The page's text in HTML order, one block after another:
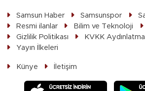
Samsun Haber Samsunspor
Resmi ilanlar
Bilim ve Teknoloji
Gizlilik Politikası
KVKK
Yayın İlkeleri
Künye İletişim